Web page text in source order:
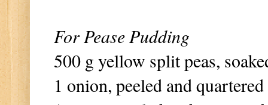
For Pease Pudding
500 g yellow split peas,
1 onion, peeled and quartered